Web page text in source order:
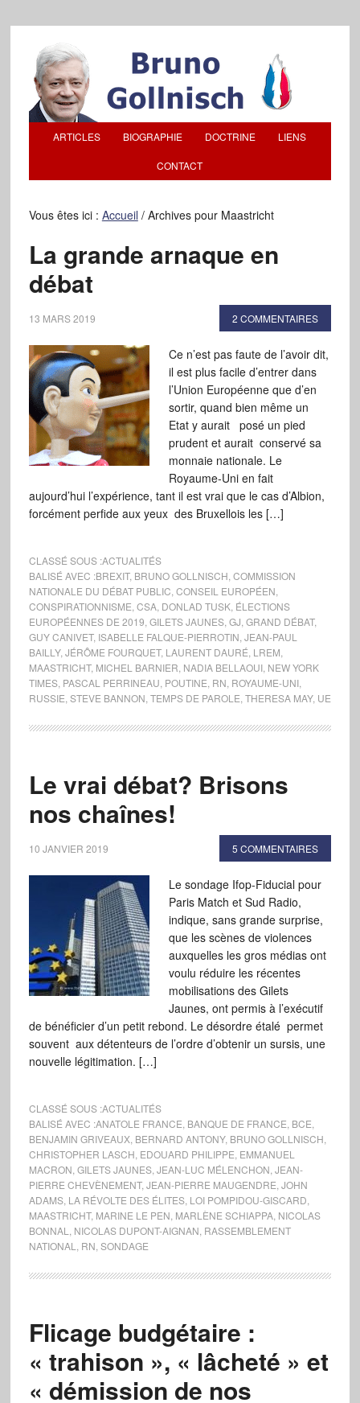
ARTICLES BIOGRAPHIE DOCTRINE LIENS
CONTACT
Vous êtes ici : Accueil /Archives pour Maastricht
La grande arnaque en
débat
13 MARS 2019 2 COMMENTAIRES
Ce n’est pas faute de l’avoir dit,
il est plus facile d’entrer dans
l’Union Européenne que d’en
sortir, quand bien même un
Etat y aurait posé un pied
prudent et aurait conservé sa
monnaie nationale. Le
Royaume-Uni en fait
aujourd’hui l’expérience, tant il est vrai que le cas d’Albion,
forcément perfide aux yeux des Bruxellois les […]
CLASSÉ SOUS :ACTUALITÉS
BALISÉ AVEC :BREXIT, BRUNO GOLLNISCH COMMISSION
NATIONALE DU DÉBAT PUBLIC CONSEIL EUROPÉEN
CONSPIRATIONNISME CSA, DONLAD TUSK, ÉLECTIONS
EUROPÉENNES DE 2019 GILETS JAUNES, GJ GRAND DÉBAT,
GUY CANIVET, ISABELLE FALQUE-PIERROTIN JEAN-PAUL
BAILLY, JÉRÔME FOURQUET, LAURENT DAURÉ LREM
MAASTRICHT, MICHEL BARNIER NADIA BELLAOUI, NEW YORK
TIMES, PASCAL PERRINEAU POUTINE RN ROYAUME-UNI,
RUSSIE STEVE BANNON TEMPS DE PAROLE THERESA MAY, UE
Le vrai débat? Brisons
nos chaînes!
10 JANVIER 2019 5 COMMENTAIRES
Le sondage Ifop-Fiducial pour
Paris Match et Sud Radio,
indique, sans grande surprise,
que les scènes de violences
auxquelles les gros médias ont
voulu réduire les récentes
mobilisations des Gilets
Jaunes, ont permis à l’exécutif
de bénéficier d’un petit rebond. Le désordre étalé permet
souvent aux détenteurs de l’ordre d’obtenir un sursis, une
nouvelle légitimation. […]
CLASSÉ SOUS :ACTUALITÉS
BALISÉ AVEC :ANATOLE FRANCE BANQUE DE FRANCE BCE
BENJAMIN GRIVEAUX, BERNARD ANTONY, BRUNO GOLLNISCH
CHRISTOPHER LASCH EDOUARD PHILIPPE EMMANUEL
MACRON GILETS JAUNES, JEAN-LUC MÉLENCHON JEAN-
PIERRE CHEVÈNEMENT, JEAN-PIERRE MAUGENDRE JOHN
ADAMS, LA RÉVOLTE DES ÉLITES, LOI POMPIDOU-GISCARD
MAASTRICHT, MARINE LE PEN MARLÈNE SCHIAPPA, NICOLAS
BONNAL
NICOLAS DUPONT-AIGNAN RASSEMBLEMENT
NATIONAL
RN SONDAGE
Flicage budgétaire :
« trahison », « lâcheté » et
« démission de nos